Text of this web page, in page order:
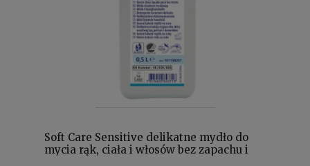
Soft Care Sensitive delikatne mydło do
mycia rąk, ciała i włosów bez zapachu i